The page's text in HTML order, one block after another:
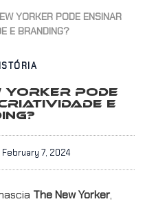
YORKER PODE ENSINAR
E BRANDING?
YORKER PODE
E
February 7, 2024
The New Yorker,